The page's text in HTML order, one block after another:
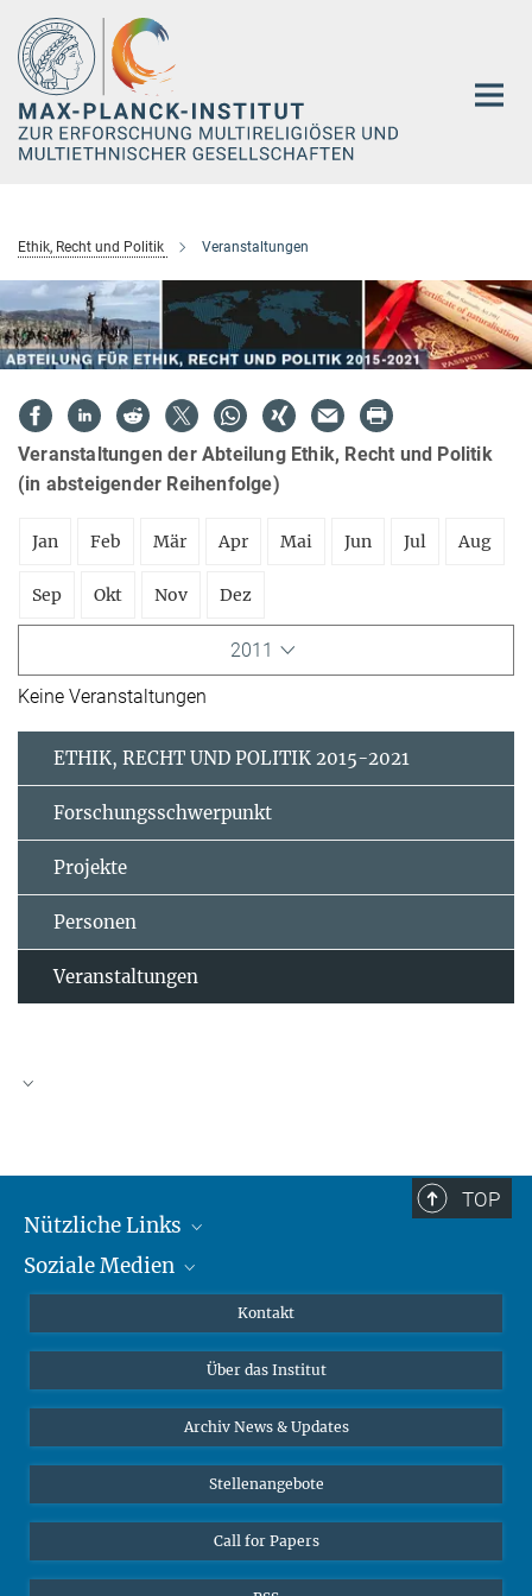
Hauptinhalt
Ethik, Recht und Politik Veranstaltungen
Veranstaltungen der Abteilung Ethik, Recht und Politik
(in absteigender Reihenfolge)
Jan Feb Mär Apr Mai Jun Jul Aug
Sep Okt Nov Dez
2011
Keine Veranstaltungen
ETHIK, RECHT UND POLITIK 2015-2021
Forschungsschwerpunkt
Projekte
Personen
Veranstaltungen
TOP
Nützliche Links
MMG Alumni Corner
Online-Vorträge
Interviews zum Thema "Diversity"
Soziale Medien
Bluesky
Kontakt
Über das Institut
Archiv News & Updates
Stellenangebote
Call for Papers